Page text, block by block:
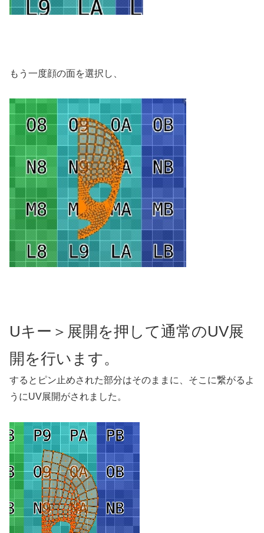
もう一度顔の面を選択し、
Uキー＞展開を押して通常のUV展
開を行います。
するとピン止めされた部分はそのままに、そこに繋がるよ
うにUV展開がされました。